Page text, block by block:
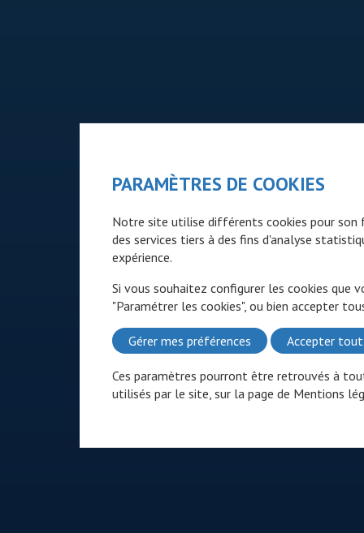
PARAMÈTRES DE COOKIES
Notre site utilise différents cookies pour son
des services tiers à des fins d'analyse
expérience.
Si vous souhaitez configurer les cookies que
"Paramétrer les cookies", ou bien accepter
Gérer mes préférences Accepter tout
Ces paramètres pourront être retrouvés à
utilisés par le site, sur la page de Mentions